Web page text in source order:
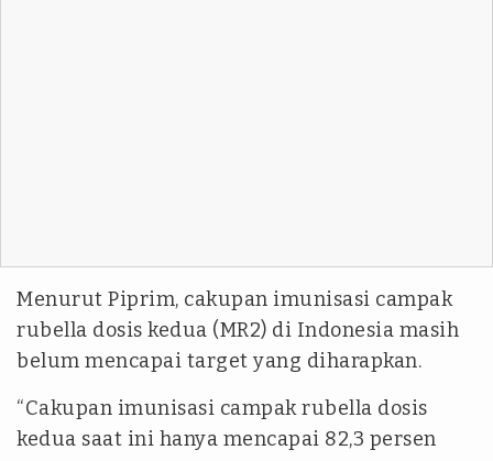
Menurut Piprim, cakupan imunisasi campak
rubella dosis kedua (MR2) di Indonesia masih
belum mencapai target yang diharapkan.
“Cakupan imunisasi campak rubella dosis
kedua saat ini hanya mencapai 82,3 persen